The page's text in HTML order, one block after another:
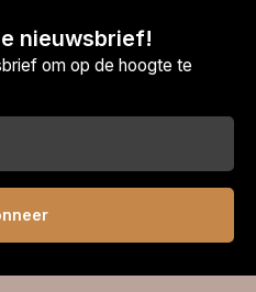
nieuwsbrief!
om op de hoogte te